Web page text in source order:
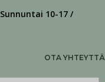
10-17 /
OTA YHTEYTTÄ